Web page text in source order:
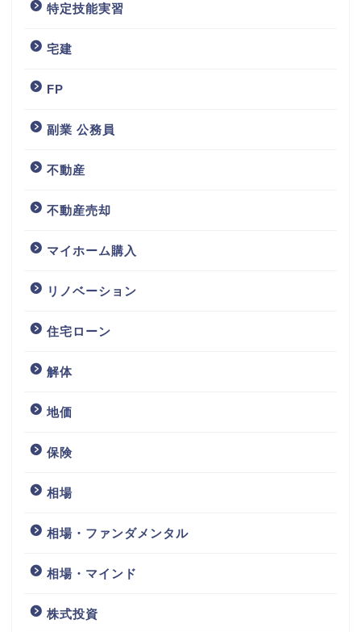
特定技能実習
宅建
FP
副業 公務員
不動産
不動産売却
マイホーム購入
リノベーション
住宅ローン
解体
地価
保険
相場
相場・ファンダメンタル
相場・マインド
株式投資